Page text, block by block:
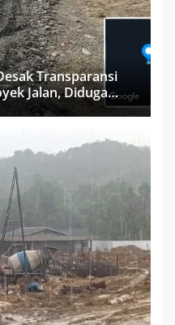
Transparansi
Jalan, Diduga